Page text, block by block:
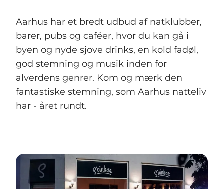
Viborg
Favrskov
Aarhus har et bredt udbud af natklubber,
barer, pubs og caféer, hvor du kan gå i
byen og nyde sjove drinks, en kold fadøl,
god stemning og musik inden for
alverdens genrer. Kom og mærk den
fantastiske stemning, som Aarhus natteliv
har - året rundt.